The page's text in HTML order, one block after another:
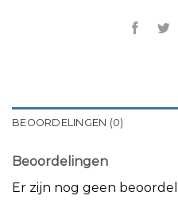
BEOORDELINGEN (0)
Beoordelingen
Er zijn nog geen